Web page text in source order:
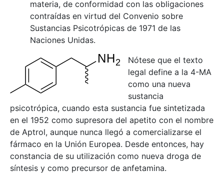
materia, de conformidad con las obligaciones
contraídas en virtud del Convenio sobre
Sustancias Psicotrópicas de 1971 de las
Naciones Unidas.
Nótese que el texto
legal define a la 4-MA
como una nueva
sustancia
psicotrópica, cuando esta sustancia fue sintetizada
en el 1952 como supresora del apetito con el nombre
de Aptrol, aunque nunca llegó a comercializarse el
fármaco en la Unión Europea. Desde entonces, hay
constancia de su utilización como nueva droga de
síntesis y como precursor de anfetamina.